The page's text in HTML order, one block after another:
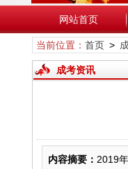
网站首页
当前位置： 首页>
成考资讯
内容摘要： 2019